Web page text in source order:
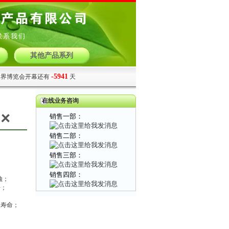
系我们
其他产品系列
命；
在线业务咨询